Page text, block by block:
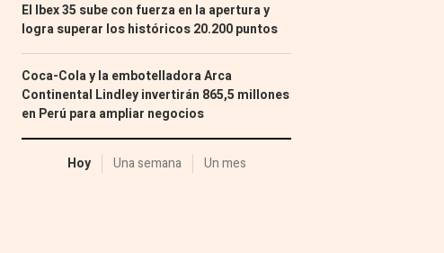
El Ibex 35 sube con fuerza en la apertura y
logra superar los históricos 20.200 puntos
Coca-Cola y la embotelladora Arca
Continental Lindley invertirán 865,5 millones
en Perú para ampliar negocios
Hoy Una semana Un mes